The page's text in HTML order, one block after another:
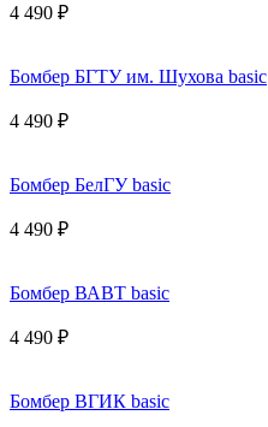
4 490 ₽
Бомбер БГТУ им. Шухова basic
4 490 ₽
Бомбер БелГУ basic
4 490 ₽
Бомбер ВАВТ basic
4 490 ₽
Бомбер ВГИК basic